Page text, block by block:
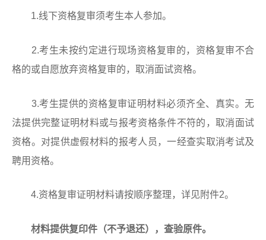
1.线下资格复审须考生本人参加。
2.考生未按约定进行现场资格复审的，资格复审不合
格的或自愿放弃资格复审的，取消面试资格。
3.考生提供的资格复审证明材料必须齐全、真实。无
法提供完整证明材料或与报考资格条件不符的，取消面试
资格。对提供虚假材料的报考人员，一经查实取消考试及
聘用资格。
4.资格复审证明材料请按顺序整理，详见附件2。
材料提供复印件（不予退还），查验原件。